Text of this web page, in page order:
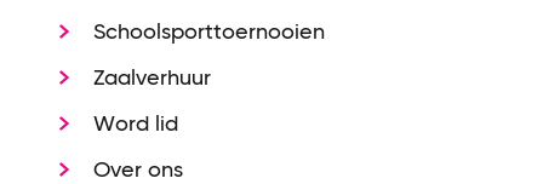
Schoolsporttoernooien
Zaalverhuur
Word lid
Over ons